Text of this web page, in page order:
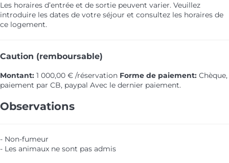
Les horaires d’entrée et de sortie peuvent varier. Veuillez
introduire les dates de votre séjour et consultez les horaires de
ce logement.
Caution (remboursable)
Montant: 1 000,00 € /réservation Forme de paiement: Chèque,
paiement par CB, paypal Avec le dernier paiement.
Observations
- Non-fumeur
- Les animaux ne sont pas admis